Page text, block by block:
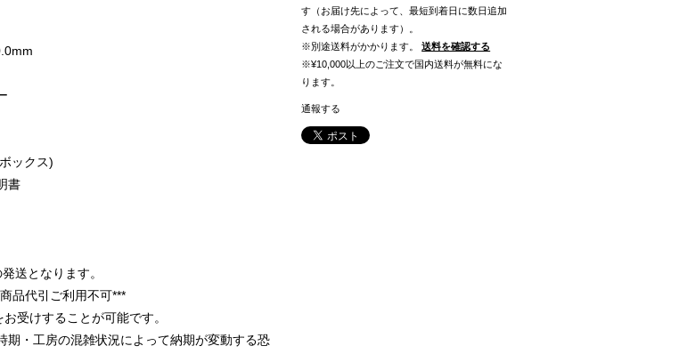
ックス)
書
送となります。
品代引ご利用不可***
受けすることが可能です。
期・工房の混雑状況によって納期が変動する恐
す（お届け先によって、最短到着日に数日追加
される場合があります）。
※別途送料がかかります。
送料を確認する
※¥10,000以上のご注文で国内送料が無料にな
ります。
通報する